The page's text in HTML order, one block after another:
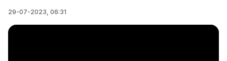
29-07-2023, 06:31